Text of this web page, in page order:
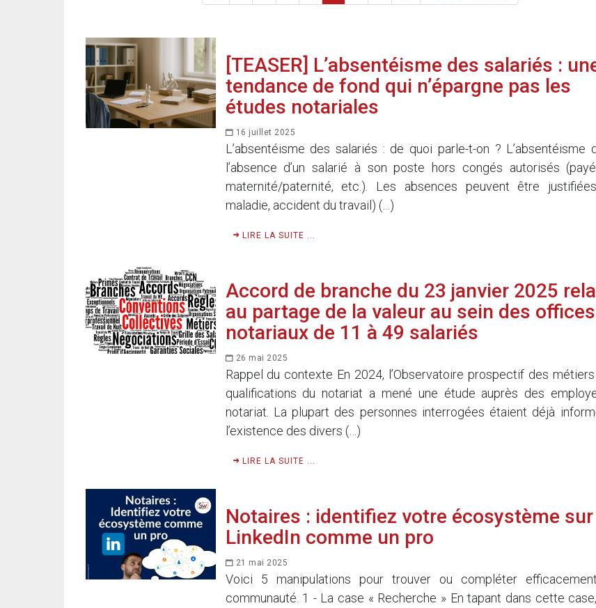
[TEASER] L’absentéisme des salariés :
tendance de fond qui n’épargne pas les
études notariales
16 juillet 2025
L’absentéisme des salariés : de quoi parle-t-on ? L’absentéisme
l’absence d’un salarié à son poste hors congés autorisés
maternité/paternité, etc.). Les absences peuvent être
maladie, accident du travail) (…)
LIRE LA SUITE ...
Accord de branche du 23 janvier 2025
au partage de la valeur au sein des offices
notariaux de 11 à 49 salariés
26 mai 2025
Rappel du contexte En 2024, l’Observatoire prospectif des
qualifications du notariat a mené une étude auprès des
notariat. La plupart des personnes interrogées étaient déjà
l’existence des divers (…)
LIRE LA SUITE ...
Notaires : identifiez votre écosystème sur
LinkedIn comme un pro
21 mai 2025
Voici 5 manipulations pour trouver ou compléter
communauté. 1 - La case « Recherche » En tapant dans cette